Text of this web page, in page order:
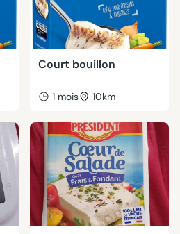
Court bouillon
1 mois 10km